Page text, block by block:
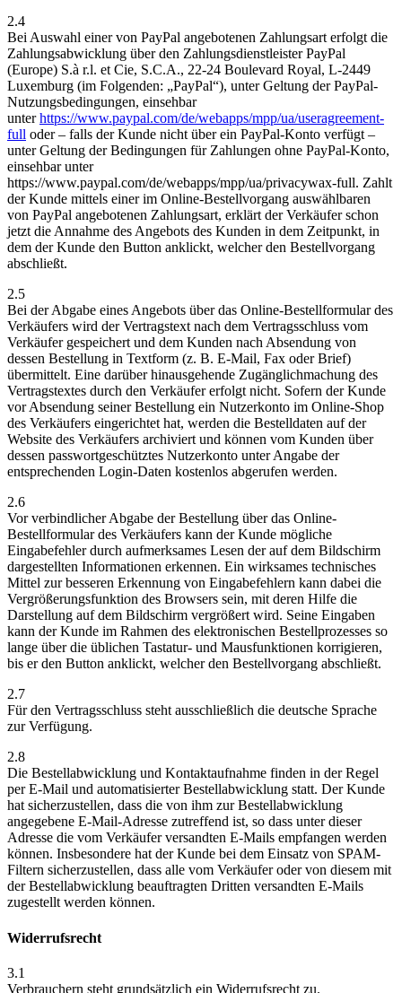
2.4
Bei Auswahl einer von PayPal angebotenen Zahlungsart erfolgt die
Zahlungsabwicklung über den Zahlungsdienstleister PayPal
(Europe) S.à r.l. et Cie, S.C.A., 22-24 Boulevard Royal, L-2449
Luxemburg (im Folgenden: „PayPal“), unter Geltung der PayPal-
Nutzungsbedingungen, einsehbar
unterhttps://www.paypal.com/de/webapps/mpp/ua/useragreement-
full oder – falls der Kunde nicht über ein PayPal-Konto verfügt –
unter Geltung der Bedingungen für Zahlungen ohne PayPal-Konto,
einsehbar unter
https://www.paypal.com/de/webapps/mpp/ua/privacywax-full. Zahlt
der Kunde mittels einer im Online-Bestellvorgang auswählbaren
von PayPal angebotenen Zahlungsart, erklärt der Verkäufer schon
jetzt die Annahme des Angebots des Kunden in dem Zeitpunkt, in
dem der Kunde den Button anklickt, welcher den Bestellvorgang
abschließt.
2.5
Bei der Abgabe eines Angebots über das Online-Bestellformular des
Verkäufers wird der Vertragstext nach dem Vertragsschluss vom
Verkäufer gespeichert und dem Kunden nach Absendung von
dessen Bestellung in Textform (z. B. E-Mail, Fax oder Brief)
übermittelt. Eine darüber hinausgehende Zugänglichmachung des
Vertragstextes durch den Verkäufer erfolgt nicht. Sofern der Kunde
vor Absendung seiner Bestellung ein Nutzerkonto im Online-Shop
des Verkäufers eingerichtet hat, werden die Bestelldaten auf der
Website des Verkäufers archiviert und können vom Kunden über
dessen passwortgeschütztes Nutzerkonto unter Angabe der
entsprechenden Login-Daten kostenlos abgerufen werden.
2.6
Vor verbindlicher Abgabe der Bestellung über das Online-
Bestellformular des Verkäufers kann der Kunde mögliche
Eingabefehler durch aufmerksames Lesen der auf dem Bildschirm
dargestellten Informationen erkennen. Ein wirksames technisches
Mittel zur besseren Erkennung von Eingabefehlern kann dabei die
Vergrößerungsfunktion des Browsers sein, mit deren Hilfe die
Darstellung auf dem Bildschirm vergrößert wird. Seine Eingaben
kann der Kunde im Rahmen des elektronischen Bestellprozesses so
lange über die üblichen Tastatur- und Mausfunktionen korrigieren,
bis er den Button anklickt, welcher den Bestellvorgang abschließt.
2.7
Für den Vertragsschluss steht ausschließlich die deutsche Sprache
zur Verfügung.
2.8
Die Bestellabwicklung und Kontaktaufnahme finden in der Regel
per E-Mail und automatisierter Bestellabwicklung statt. Der Kunde
hat sicherzustellen, dass die von ihm zur Bestellabwicklung
angegebene E-Mail-Adresse zutreffend ist, so dass unter dieser
Adresse die vom Verkäufer versandten E-Mails empfangen werden
können. Insbesondere hat der Kunde bei dem Einsatz von SPAM-
Filtern sicherzustellen, dass alle vom Verkäufer oder von diesem mit
der Bestellabwicklung beauftragten Dritten versandten E-Mails
zugestellt werden können.
Widerrufsrecht
3.1
Verbrauchern steht grundsätzlich ein Widerrufsrecht zu.